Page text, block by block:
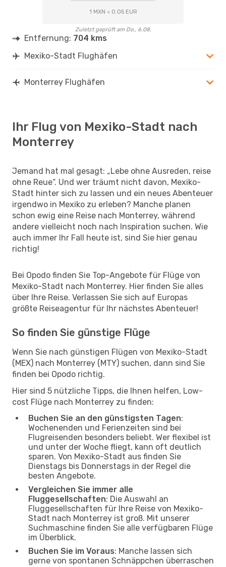
1 MXN = 0.05 EUR
Zuletzt geprüft am Do., 6.08.
Entfernung: 704 kms
Mexiko-Stadt Flughäfen
Monterrey Flughäfen
Ihr Flug von Mexiko-Stadt nach
Monterrey
Jemand hat mal gesagt: „Lebe ohne Ausreden, reise
ohne Reue“. Und wer träumt nicht davon, Mexiko-
Stadt hinter sich zu lassen und ein neues Abenteuer
irgendwo in Mexiko zu erleben? Manche planen
schon ewig eine Reise nach Monterrey, während
andere vielleicht noch nach Inspiration suchen. Wie
auch immer Ihr Fall heute ist, sind Sie hier genau
richtig!
Bei Opodo finden Sie Top-Angebote für Flüge von
Mexiko-Stadt nach Monterrey. Hier finden Sie alles
über Ihre Reise. Verlassen Sie sich auf Europas
größte Reiseagentur für Ihr nächstes Abenteuer!
So finden Sie günstige Flüge
Wenn Sie nach günstigen Flügen von Mexiko-Stadt
(MEX) nach Monterrey (MTY) suchen, dann sind Sie
finden bei Opodo richtig.
Hier sind 5 nützliche Tipps, die Ihnen helfen, Low-
cost Flüge nach Monterrey zu finden:
Buchen Sie an den günstigsten Tagen:
Wochenenden und Ferienzeiten sind bei
Flugreisenden besonders beliebt. Wer flexibel ist
und unter der Woche fliegt, kann oft deutlich
sparen. Von Mexiko-Stadt aus finden Sie
Dienstags bis Donnerstags in der Regel die
besten Angebote.
Vergleichen Sie immer alle
Fluggesellschaften: Die Auswahl an
Fluggesellschaften für Ihre Reise von Mexiko-
Stadt nach Monterrey ist groß. Mit unserer
Suchmaschine finden Sie alle verfügbaren Flüge
im Überblick.
Buchen Sie im Voraus: Manche lassen sich
gerne von spontanen Schnäppchen überraschen